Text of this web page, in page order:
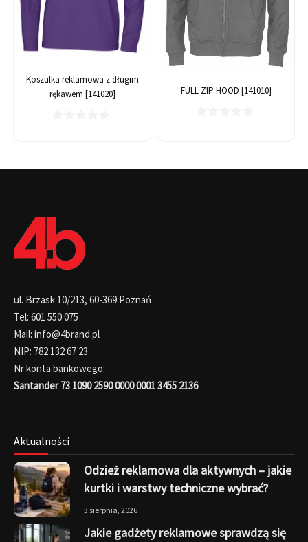
Koszulka reklamowa z długim
rękawem [141020]
FULL ZIP HOOD [141010]
ul. Brzask 10/213, 60-369 Poznań
Tel: 601 550 075
Mail: info@4brand.pl
NIP: 782 132 67 23
Nr konta bankowego:
Santander 73 1090 2590 0000 0001 3455 2136
Aktualności
Odzież reklamowa dla aktywnych – jakie
kurtki i warstwy techniczne wybrać?
3 sierpnia, 2026
Jakie gadżety reklamowe sprawdzą się